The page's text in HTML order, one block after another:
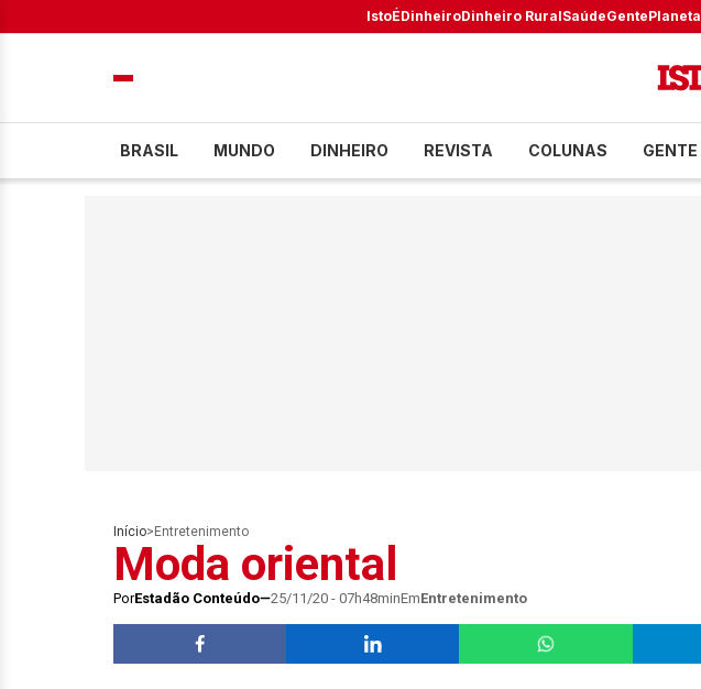
IstoÉDinheiroDinheiro RuralSaúdeGentePlaneta
BRASIL MUNDO DINHEIRO REVISTA COLUNAS GENTE
Início> Entretenimento
Moda oriental
PorEstadão Conteúdo 25/11/20 - 07h48minEmEntretenimento